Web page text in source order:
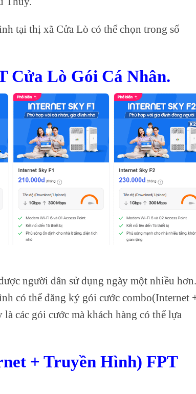
tại thị xã Cửa Lò có thể chọn trong số
Cửa Lò Gói Cá Nhân.
người dân sử dụng ngày một nhiều hơn.
có thể đăng ký gói cước combo(Internet
các gói cước mà khách hàng có thể lựa
+ Truyền Hình) FPT